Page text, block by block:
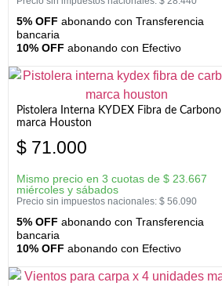
5% OFF abonando con Transferencia
bancaria
10% OFF abonando con Efectivo
Pistolera Interna KYDEX Fibra de Carbono
marca Houston
$ 71.000
Mismo precio en 3 cuotas de $ 23.667
miércoles y sábados
Precio sin impuestos nacionales: $ 56.090
5% OFF abonando con Transferencia
bancaria
10% OFF abonando con Efectivo